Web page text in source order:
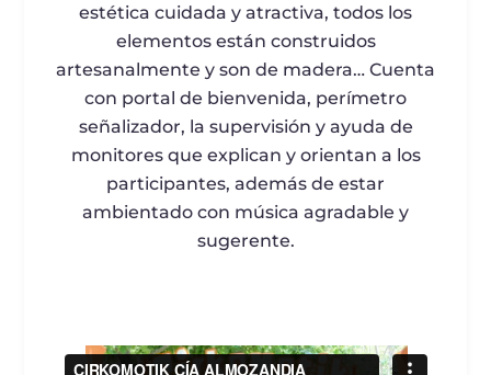
estética cuidada y atractiva, todos los
elementos están construidos
artesanalmente y son de madera… Cuenta
con portal de bienvenida, perímetro
señalizador, la supervisión y ayuda de
monitores que explican y orientan a los
participantes, además de estar
ambientado con música agradable y
sugerente.